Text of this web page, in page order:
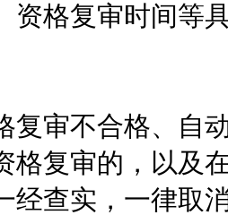
资格复审时间等
审不合格、自动
格复审的，以及
经查实，一律取